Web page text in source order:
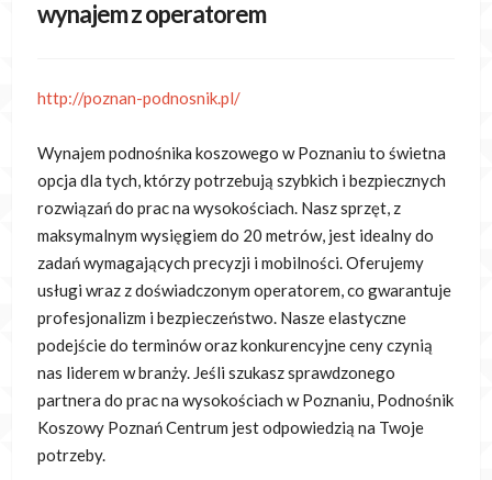
wynajem z operatorem
http://poznan-podnosnik.pl/
Wynajem podnośnika koszowego w Poznaniu to świetna
opcja dla tych, którzy potrzebują szybkich i bezpiecznych
rozwiązań do prac na wysokościach.Nasz sprzęt, z
maksymalnym wysięgiem do 20 metrów, jest idealny do
zadań wymagających precyzji i mobilności. Oferujemy
usługi wraz z doświadczonym operatorem, co gwarantuje
profesjonalizm i bezpieczeństwo. Nasze elastyczne
podejście do terminów oraz konkurencyjne ceny czynią
nas liderem w branży. Jeśli szukasz sprawdzonego
partnera do prac na wysokościach w Poznaniu, Podnośnik
Koszowy Poznań Centrum jest odpowiedzią na Twoje
potrzeby.